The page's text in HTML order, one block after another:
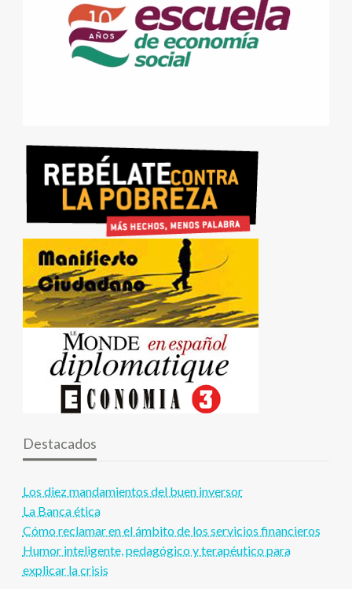
Destacados
Los diez mandamientos del buen inversor
La Banca ética
Cómo reclamar en el ámbito de los servicios financieros
Humor inteligente, pedagógico y terapéutico para
explicar la crisis